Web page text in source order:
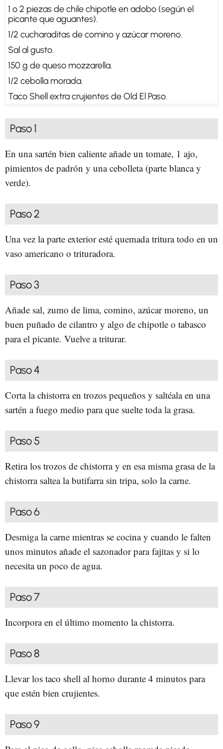
1 o 2 piezas de chile chipotle en adobo (según el
picante que aguantes).
1/2 cucharaditas de comino y azúcar moreno.
Sal al gusto.
150 g de queso mozzarella.
1/2 cebolla morada.
Taco Shell extra crujientes de Old El Paso.
Paso 1
En una sartén bien caliente añade un tomate, 1 ajo,
pimientos de padrón y una cebolleta (parte blanca y
verde).
Paso 2
Una vez la parte exterior esté quemada tritura todo en un
vaso americano o trituradora.
Paso 3
Añade sal, zumo de lima, comino, azúcar moreno, un
buen puñado de cilantro y algo de chipotle o tabasco
para el picante. Vuelve a triturar.
Paso 4
Corta la chistorra en trozos pequeños y saltéala en una
sartén a fuego medio para que suelte toda la grasa.
Paso 5
Retira los trozos de chistorra y en esa misma grasa de la
chistorra saltea la butifarra sin tripa, solo la carne.
Paso 6
Desmiga la carne mientras se cocina y cuando le falten
unos minutos añade el sazonador para fajitas y si lo
necesita un poco de agua.
Paso 7
Incorpora en el último momento la chistorra.
Paso 8
Llevar los taco shell al horno durante 4 minutos para
que estén bien crujientes.
Paso 9